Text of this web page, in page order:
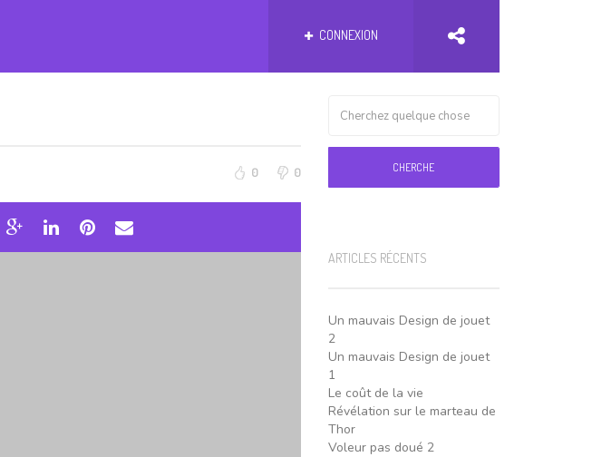
CONNEXION
0 0 CHERCHE
ARTICLES RÉCENTS
Un mauvais Design de jouet
2
Un mauvais Design de jouet
1
Le coût de la vie
Révélation sur le marteau de
Thor
Voleur pas doué 2